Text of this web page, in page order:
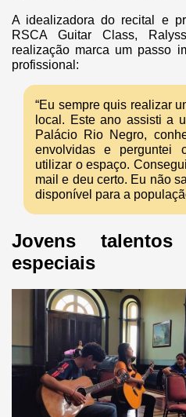
A idealizadora do recital e
RSCA Guitar Class,
realização marca um passo
profissional:
“Eu sempre quis realizar
local. Este ano assisti a
Palácio Rio Negro,
envolvidas e perguntei
utilizar o espaço.
mail e deu certo. Eu não
disponível para a
Jovens
especiais